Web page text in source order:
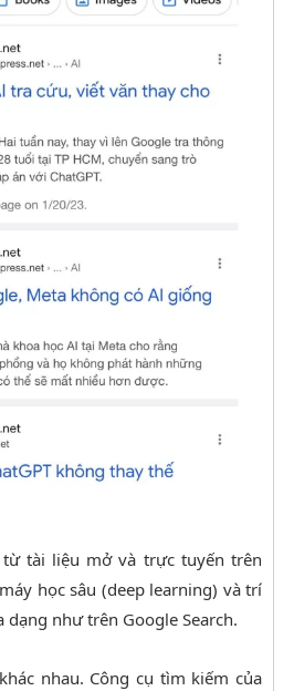
tài liệu mở và trực tuyến trên
học sâu (deep learning) và trí
như trên Google Search.
nhau. Công cụ tìm kiếm của